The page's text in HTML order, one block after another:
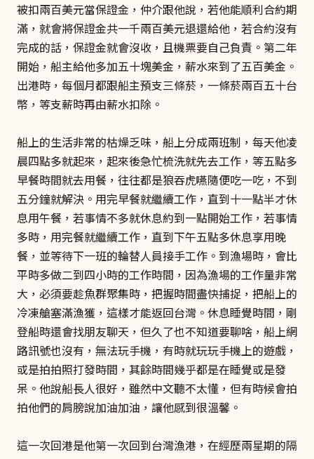
被扣兩百美元當保證金，仲介跟他說，若他能順利合約期
滿，就會將保證金共一千兩百美元退還給他，若合約沒有
完成的話，保證金就會沒收，且機票要自己負責。第二年
開始，船主給他多加五十塊美金，薪水來到了五百美金。
出港時，每個月都跟船主預支三條菸，一條菸兩百五十台
幣，等支薪時再由薪水扣除。
船上的生活非常的枯燥乏味，船上分成兩班制，每天他凌
晨四點多就起來，起來後急忙梳洗就先去工作，等五點多
早餐時間就去用餐，往往都是狼吞虎嚥隨便吃一吃，不到
五分鐘就解決。用完早餐就繼續工作，直到十一點半才休
息用午餐，若事情不多就休息約到一點開始工作，若事情
多時，用完餐就繼續工作，直到下午五點多休息享用晚
餐，並等待下一班的輪替人員接手工作。到漁場時，會比
平時多做二到四小時的工作時間，因為漁場的工作量非常
大，必須要趁魚群聚集時，把握時間盡快捕捉，把船上的
冷凍艙塞滿漁獲，這樣才能返回台灣。休息睡覺時間，剛
登船時還會找朋友聊天，但久了也不知道要聊啥，船上網
路訊號也沒有，無法玩手機，有時就玩玩手機上的遊戲，
或是拍拍照打發時間，其餘時間幾乎都是在睡覺或是發
呆。他說船長人很好，雖然中文聽不太懂，但有時候會拍
拍他們的肩膀說加油加油，讓他感到很溫馨。
這一次回港是他第一次回到台灣漁港，在經歷兩星期的隔